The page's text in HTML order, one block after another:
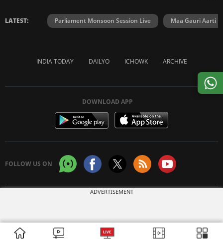
LATEST: Parliament Monsoon Session Live Maa Gauri Aarti
INDIA TODAY DAILYO ICHOWK ARCHIVE
DOWNLOAD APP
FOLLOW US ON
ADVERTISEMENT